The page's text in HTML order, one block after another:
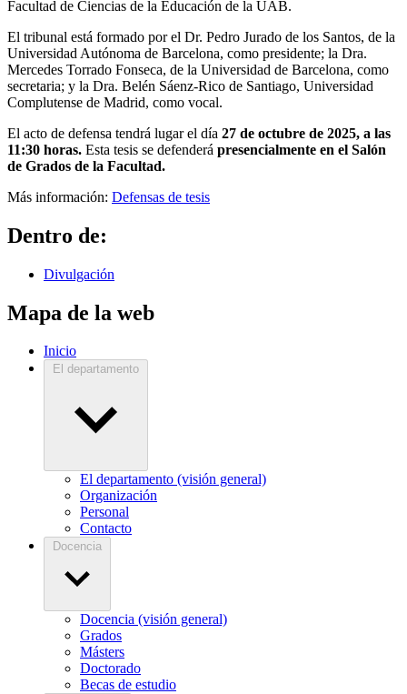
Facultad de Ciencias de la Educación de la UAB.
El tribunal está formado por el Dr. Pedro Jurado de los Santos, de la
Universidad Autónoma de Barcelona, como presidente; la Dra.
Mercedes Torrado Fonseca, de la Universidad de Barcelona, como
secretaria; y la Dra. Belén Sáenz-Rico de Santiago, Universidad
Complutense de Madrid, como vocal.
El acto de defensa tendrá lugar el día 27 de octubre de 2025, a las
11:30 horas. Esta tesis se defenderá presencialmente en el Salón
de Grados de la Facultad.
Más información: Defensas de tesis
Dentro de:
Divulgación
Mapa de la web
Inicio
El departamento
El departamento (visión general)
Organización
Personal
Contacto
Docencia
Docencia (visión general)
Grados
Másters
Doctorado
Becas de estudio